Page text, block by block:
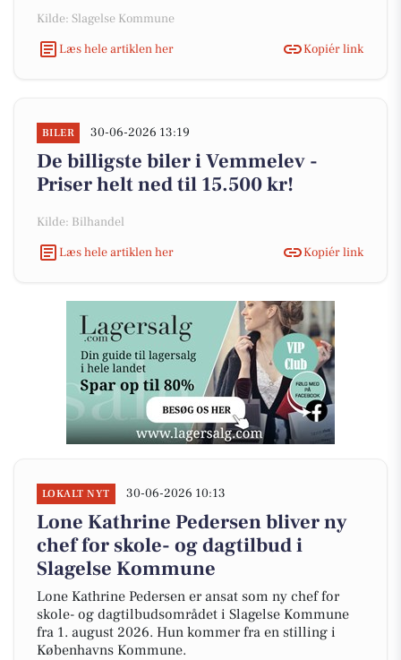
Kilde: Slagelse Kommune
Læs hele artiklen her
Kopiér link
BILER 30-06-2026 13:19
De billigste biler i Vemmelev -
Priser helt ned til 15.500 kr!
Kilde: Bilhandel
Læs hele artiklen her
Kopiér link
LOKALT NYT 30-06-2026 10:13
Lone Kathrine Pedersen bliver ny
chef for skole- og dagtilbud i
Slagelse Kommune
Lone Kathrine Pedersen er ansat som ny chef for
skole- og dagtilbudsområdet i Slagelse Kommune
fra 1. august 2026. Hun kommer fra en stilling i
Københavns Kommune.